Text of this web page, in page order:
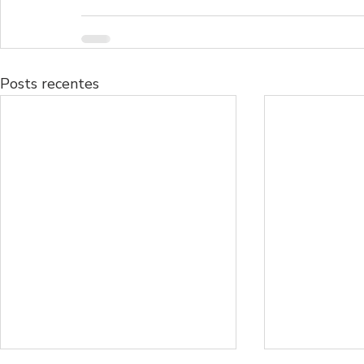
Posts recentes